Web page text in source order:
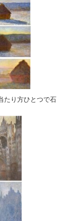
たり方ひとつで石